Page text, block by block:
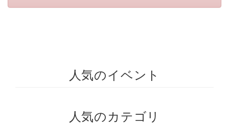
人気のイベント
人気のカテゴリ